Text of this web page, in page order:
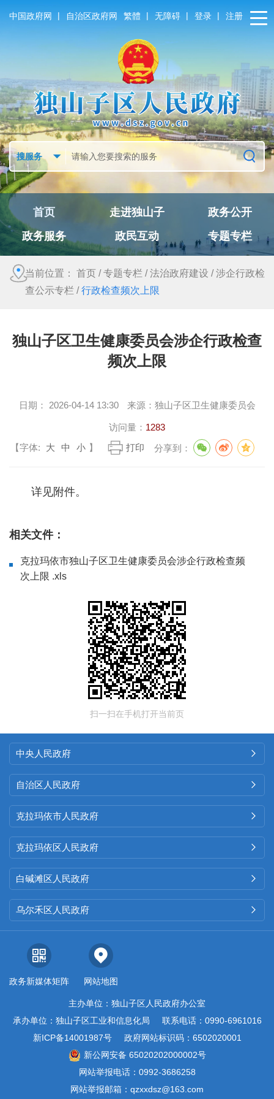
中国政府网 | 自治区政府网 繁體 | 无障碍 | 登录 | 注册
首页 走进独山子
政务公开
政务服务
政民互动 专题专栏
当前位置： 首页 /专题专栏 /法治政府建设 /涉企行政检
查公示专栏 /行政检查频次上限
独山子区卫生健康委员会涉企行政检查
频次上限
日期： 2026-04-14 13:30 来源： 独山子区卫生健康委员会
访问量： 1283
【字体:
大 中 小 】 打印 分享到：
详见附件。
相关文件：
克拉玛依市独山子区卫生健康委员会涉企行政检查频
次上限 .xls
扫一扫在手机打开当前页
中央人民政府 
自治区人民政府 
克拉玛依市人民政府 
克拉玛依区人民政府 
白碱滩区人民政府 
乌尔禾区人民政府 
政务新媒体矩阵 网站地图
主办单位：独山子区人民政府办公室
承办单位：独山子区工业和信息化局
联系电话：0990-6961016
新ICP备14001987号
政府网站标识码：6502020001
新公网安备 65020202000002号
网站举报电话：0992-3686258
网站举报邮箱：qzxxdsz@163.com